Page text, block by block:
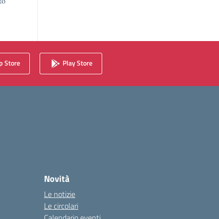
Store Play Store
Novità
Le notizie
Le circolari